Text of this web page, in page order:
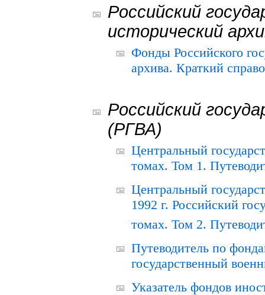
Российский
исторический
Фонды Российского
архива. Краткий
Российский
(РГВА)
Центральный
томах. Том 1.
Центральный
1992 г. Российский
томах. Том 2.
Путеводитель по
государственный
Указатель фондов